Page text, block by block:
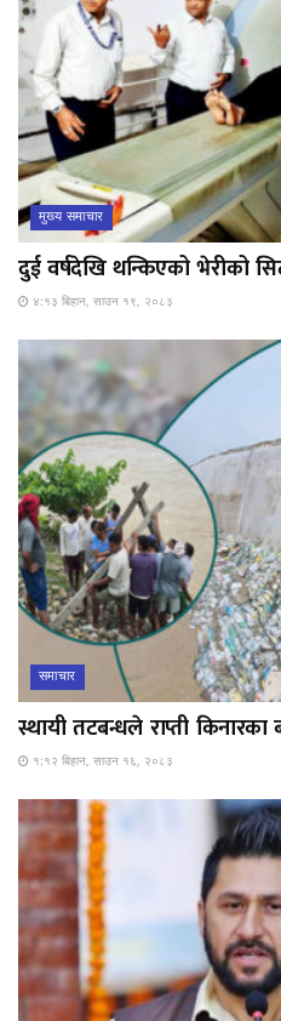
मुख्य समाचार
दुई वर्षदेखि थन्किएको भेरीको
४:१३ बिहान, साउन १९, २०८३
समाचार
स्थायी तटबन्धले राप्ती किनारका
१:१२ बिहान, साउन १६, २०८३